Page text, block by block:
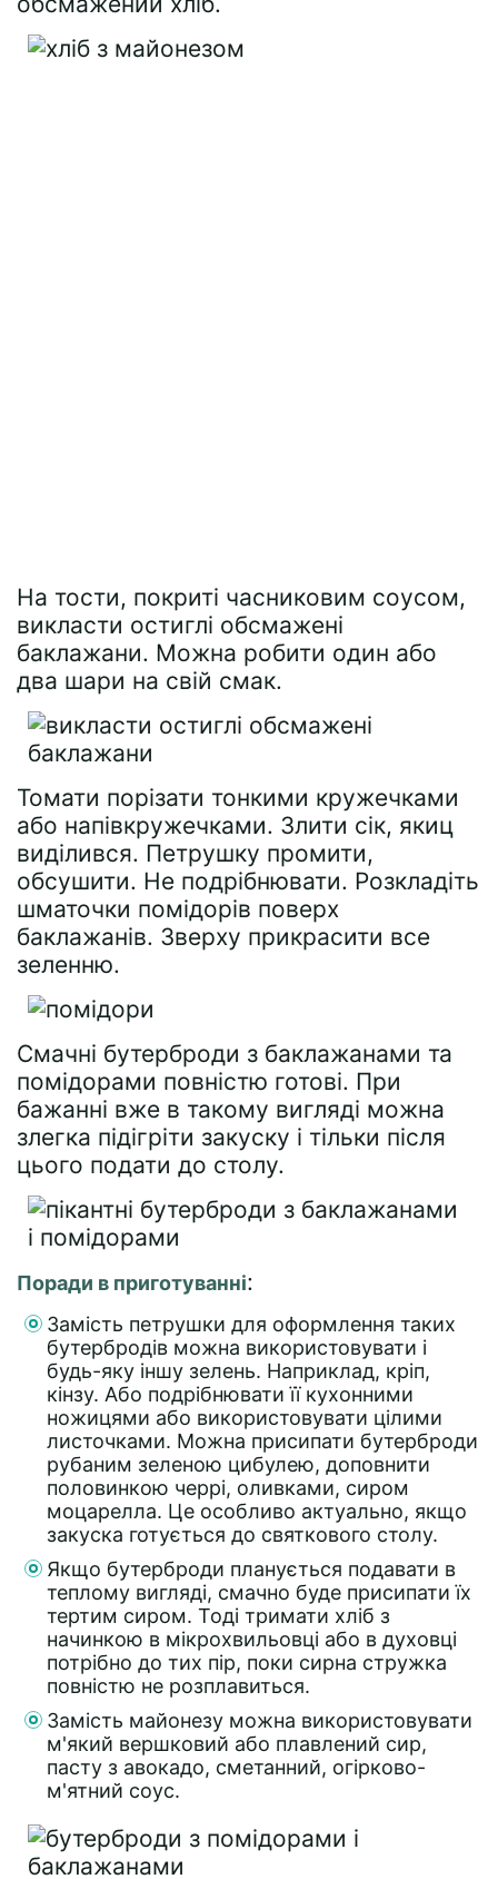
На тости, покриті часниковим соусом,
викласти остиглі обсмажені
баклажани. Можна робити один або
два шари на свій смак.
Томати порізати тонкими кружечками
або напівкружечками. Злити сік, якиц
виділився. Петрушку промити,
обсушити. Не подрібнювати. Розкладіть
шматочки помідорів поверх
баклажанів. Зверху прикрасити все
зеленню.
Смачні бутерброди з баклажанами та
помідорами повністю готові. При
бажанні вже в такому вигляді можна
злегка підігріти закуску і тільки після
цього подати до столу.
Поради в приготуванні:
Замість петрушки для оформлення таких
бутербродів можна використовувати і
будь-яку іншу зелень. Наприклад, кріп,
кінзу. Або подрібнювати її кухонними
ножицями або використовувати цілими
листочками. Можна присипати бутерброди
рубаним зеленою цибулею, доповнити
половинкою черрі, оливками, сиром
моцарелла. Це особливо актуально, якщо
закуска готується до святкового столу.
Якщо бутерброди планується подавати в
теплому вигляді, смачно буде присипати їх
тертим сиром. Тоді тримати хліб з
начинкою в мікрохвильовці або в духовці
потрібно до тих пір, поки сирна стружка
повністю не розплавиться.
Замість майонезу можна використовувати
м'який вершковий або плавлений сир,
пасту з авокадо, сметанний, огірково-
м'ятний соус.